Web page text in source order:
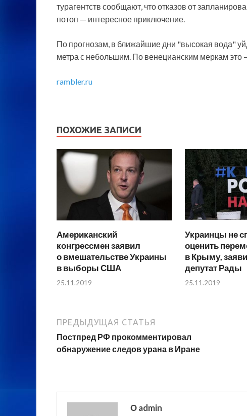
турагентств сообщают, что отказов от
потоп — интересное приключение.
По прогнозам, в ближайшие дни "высокая вода"
метра с небольшим. По венецианским меркам это
rambler.ru
ПОХОЖИЕ ЗАПИСИ
Американский
конгрессмен заявил
о вмешательстве Украины
в выборы США
25.11.2019
Украинцы не
оценить
в Крыму,
депутат Рады
25.11.2019
ПРЕДЫДУЩАЯ СТАТЬЯ
Постпред РФ прокомментировал
обнаружение следов урана в Иране
О admin